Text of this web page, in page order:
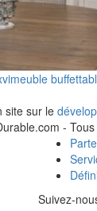
meuble buffet
site sur le
-
Suivez-